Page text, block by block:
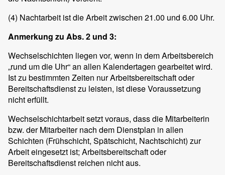
(4) Nachtarbeit ist die Arbeit zwischen 21.00 und 6.00 Uhr.
Anmerkung zu Abs. 2 und 3:
Wechselschichten liegen vor, wenn in dem Arbeitsbereich
„rund um die Uhr“ an allen Kalendertagen gearbeitet wird.
Ist zu bestimmten Zeiten nur Arbeitsbereitschaft oder
Bereitschaftsdienst zu leisten, ist diese Voraussetzung
nicht erfüllt.
Wechselschichtarbeit setzt voraus, dass die Mitarbeiterin
bzw. der Mitarbeiter nach dem Dienstplan in allen
Schichten (Frühschicht, Spätschicht, Nachtschicht) zur
Arbeit eingesetzt ist; Arbeitsbereitschaft oder
Bereitschaftsdienst reichen nicht aus.